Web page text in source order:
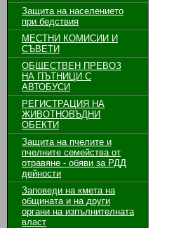
Защита на населението
при бедствия
МЕСТНИ КОМИСИИ И
СЪВЕТИ
ОБЩЕСТВЕН ПРЕВОЗ
НА ПЪТНИЦИ С
АВТОБУСИ
РЕГИСТРАЦИЯ НА
ЖИВОТНОВЪДНИ
ОБЕКТИ
Защита на пчелите и
пчелните семейства от
отравяне - обяви за РДД
дейности
Заповеди на кмета на
общината и на други
органи на изпълнителната
власт